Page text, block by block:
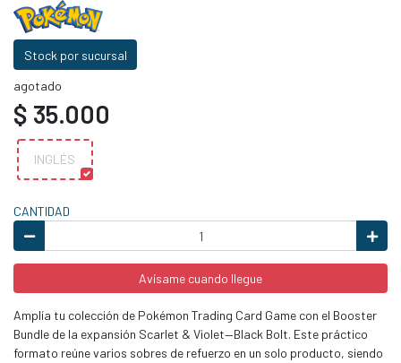
Stock por sucursal
agotado
$ 35.000
INGLÉS
CANTIDAD
Avísame cuando llegue
Amplía tu colección de Pokémon Trading Card Game con el Booster
Bundle de la expansión Scarlet & Violet—Black Bolt. Este práctico
formato reúne varios sobres de refuerzo en un solo producto, siendo